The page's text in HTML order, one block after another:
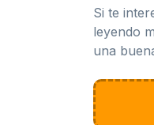
Si te
leyendo
una